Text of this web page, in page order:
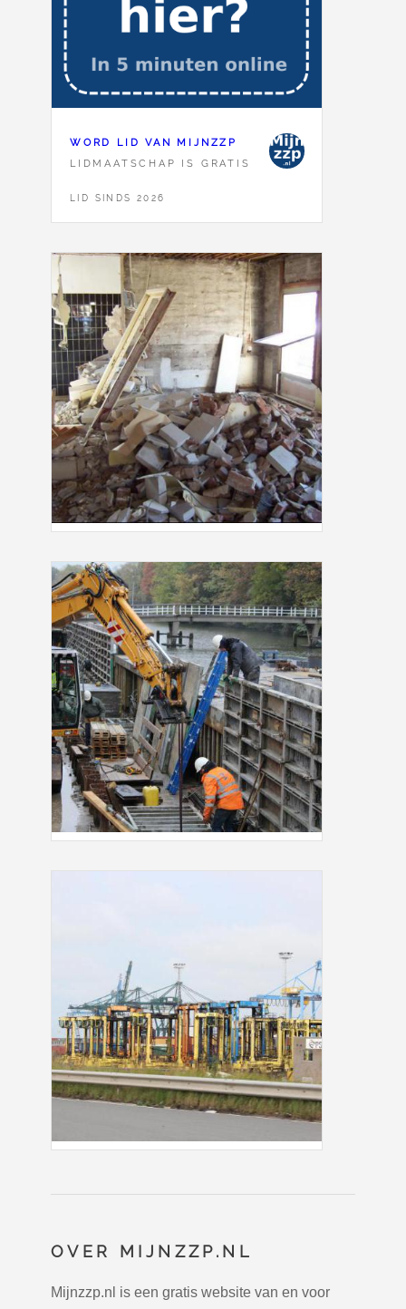
WORD LID VAN MIJNZZP
LIDMAATSCHAP IS GRATIS
LID SINDS 2026
OVER MIJNZZP.NL
Mijnzzp.nl is een gratis website van en voor